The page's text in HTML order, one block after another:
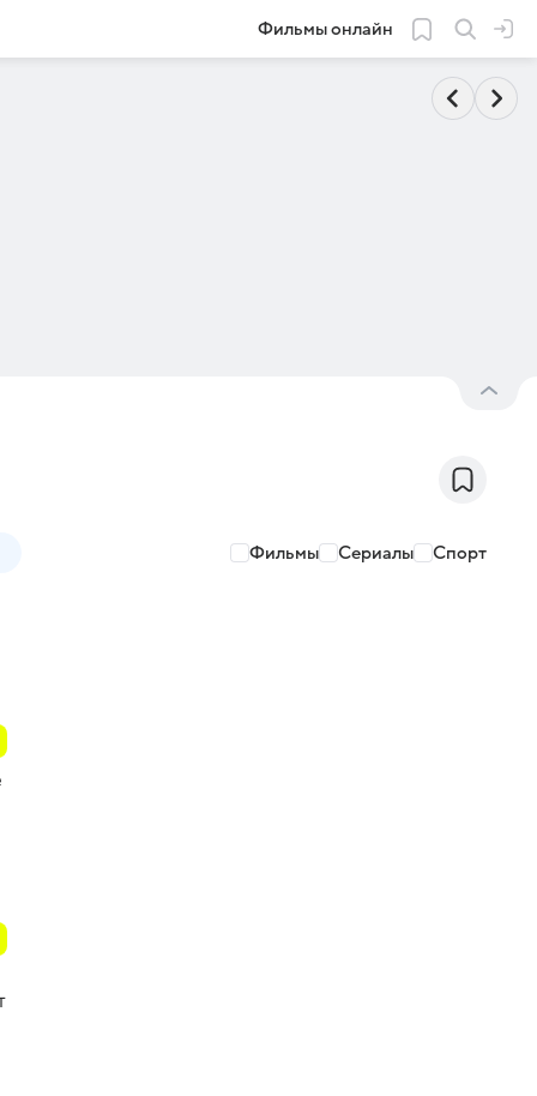
Фильмы онлайн
Фильмы Сериалы Спорт